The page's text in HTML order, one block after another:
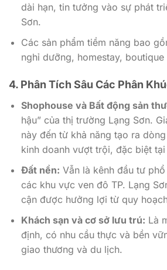
dài hạn, tin tưởng vào sự phát
Sơn.
Các sản phẩm tiềm năng bao
nghỉ dưỡng, homestay,
4. Phân Tích Sâu Các Phân
Shophouse và Bất động sản
hậu” của thị trường Lạng Sơn.
này đến từ khả năng tạo ra
kinh doanh vượt trội, đặc biệt tại
Đất nền: Vẫn là kênh đầu tư
các khu vực ven đô TP. Lạng
cận được hưởng lợi từ quy
Khách sạn và cơ sở lưu trú: Là
định, có nhu cầu thực và bền
giao thương và du lịch.